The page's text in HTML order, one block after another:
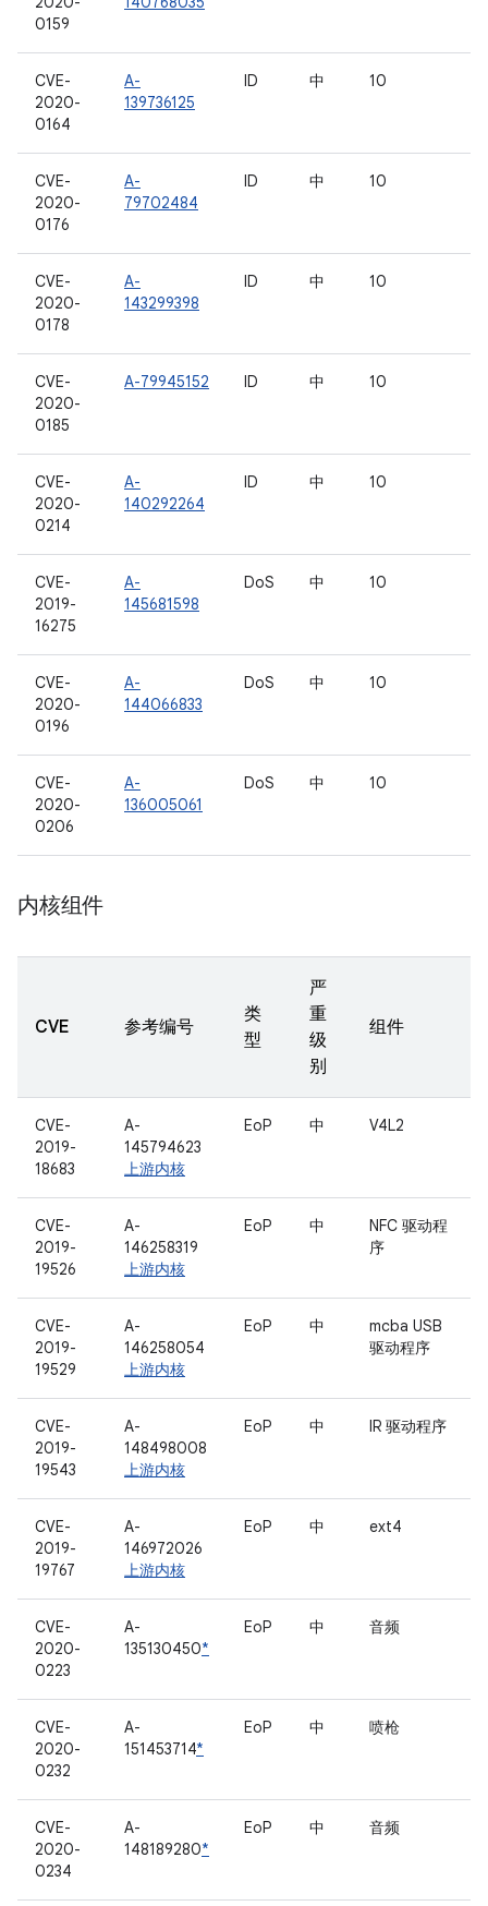
0159
CVE-
2020-
0164
A-
139736125
ID 中 10
CVE-
2020-
0176
A-
79702484
ID 中 10
CVE-
2020-
0178
A-
143299398
ID 中 10
CVE-
2020-
0185
A-79945152 ID 中 10
CVE-
2020-
0214
A-
140292264
ID 中 10
CVE-
2019-
16275
A-
145681598
DoS 中 10
CVE-
2020-
0196
A-
144066833
DoS 中 10
CVE-
2020-
0206
A-
136005061
DoS 中 10
内核组件
CVE 参考编号
类
型
严
重
级
别
组件
CVE-
2019-
18683
A-
145794623
上游内核
EoP 中 V4L2
CVE-
2019-
19526
A-
146258319
上游内核
EoP 中
NFC 驱动程
序
CVE-
2019-
19529
A-
146258054
上游内核
EoP 中
mcba USB
驱动程序
CVE-
2019-
19543
A-
148498008
上游内核
EoP 中 IR 驱动程序
CVE-
2019-
19767
A-
146972026
上游内核
EoP 中 ext4
CVE-
2020-
0223
A-
135130450*
EoP 中 音频
CVE-
2020-
0232
A-
151453714*
EoP 中 喷枪
CVE-
2020-
0234
A-
148189280*
EoP 中 音频